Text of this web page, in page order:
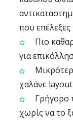
που επέλεξες
Πιο
για
χαλάνε
Γρήγορο
χωρίς να το